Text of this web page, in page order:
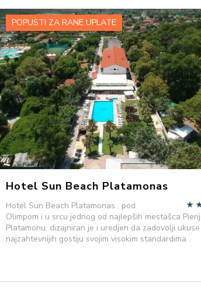
POPUSTI ZA RANE UPLATE
VIŠE INFORMACIJA
POŠALJITE UPIT
Hotel Sun Beach Platamonas
Hotel Sun Beach Platamonas , pod
Olimpom i u srcu jednog od najlepših mestašca
Platamonu, dizajniran je i uredjen da zadovolji ukuse
najzahtevnijih gostiju svojim visokim standardima .